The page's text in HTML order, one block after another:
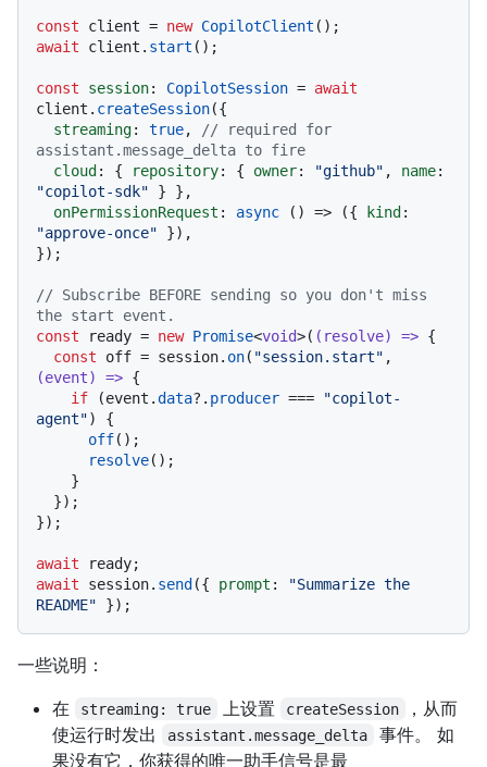
const client = new CopilotClient
await client. start ();
const session: CopilotSession = await
client. createSession({
streaming: true,
// required for
assistant.message_delta to fire
cloud: { repository: { owner: "github" , name
"copilot-sdk" } },
onPermissionRequest : async () => ({ kind
"approve-once" }),
});
// Subscribe BEFORE sending so you don't miss
the start event.
const ready = new Promise<void>( ( resolve) => {
const off = session. on( "session.start"
(event) => {
if (event.data?. producer ===
"copilot-
agent") {
off();
resolve();
});
await
await session. send({ prompt :
"Summarize the
README"
一些说明：
在
streaming: true 上设置 createSession
，从而
使运行时发出
assistant.message_delta
事件。 如
果没有它，你获得的唯一助手信号是最